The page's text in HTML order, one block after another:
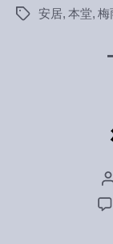
Tags安居, 本堂, 梅